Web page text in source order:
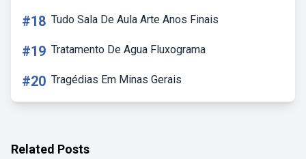
#18 Tudo Sala De Aula Arte Anos Finais
#19 Tratamento De Agua Fluxograma
#20 Tragédias Em Minas Gerais
Related Posts